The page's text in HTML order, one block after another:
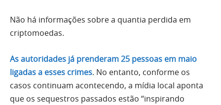
Não há informações sobre a quantia perdida em
criptomoedas.
As autoridades já prenderam 25 pessoas em maio
ligadas a esses crimes. No entanto, conforme os
casos continuam acontecendo, a mídia local aponta
que os sequestros passados estão “inspirando